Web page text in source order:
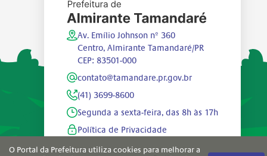
Av. Emílio Johnson nº 360
Centro, Almirante Tamandaré/PR
CEP: 83501-000
contato@tamandare.pr.gov.br
(41) 3699-8600
Segunda a sexta-feira, das 8h às 17h
Política de Privacidade
O Portal da Prefeitura utiliza cookies para melhorar a